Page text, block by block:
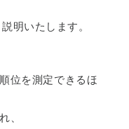
明いたします。
位を測定できるほ
、